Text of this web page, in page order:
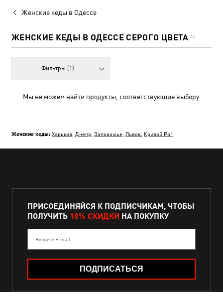
Женские кеды в Одессе
ЖЕНСКИЕ КЕДЫ В ОДЕССЕ СЕРОГО ЦВЕТА 26
Фильтры (1)
Мы не можем найти продукты, соответствующие выбору.
Женские кеды: Харьков Днепр Запорожье Львов Кривой Рог
ПРИСОЕДИНЯЙСЯ К ПОДПИСЧИКАМ, ЧТОБЫ
ПОЛУЧИТЬ 10% СКИДКИ НА ПОКУПКУ
Введите E-mail
ПОДПИСАТЬСЯ